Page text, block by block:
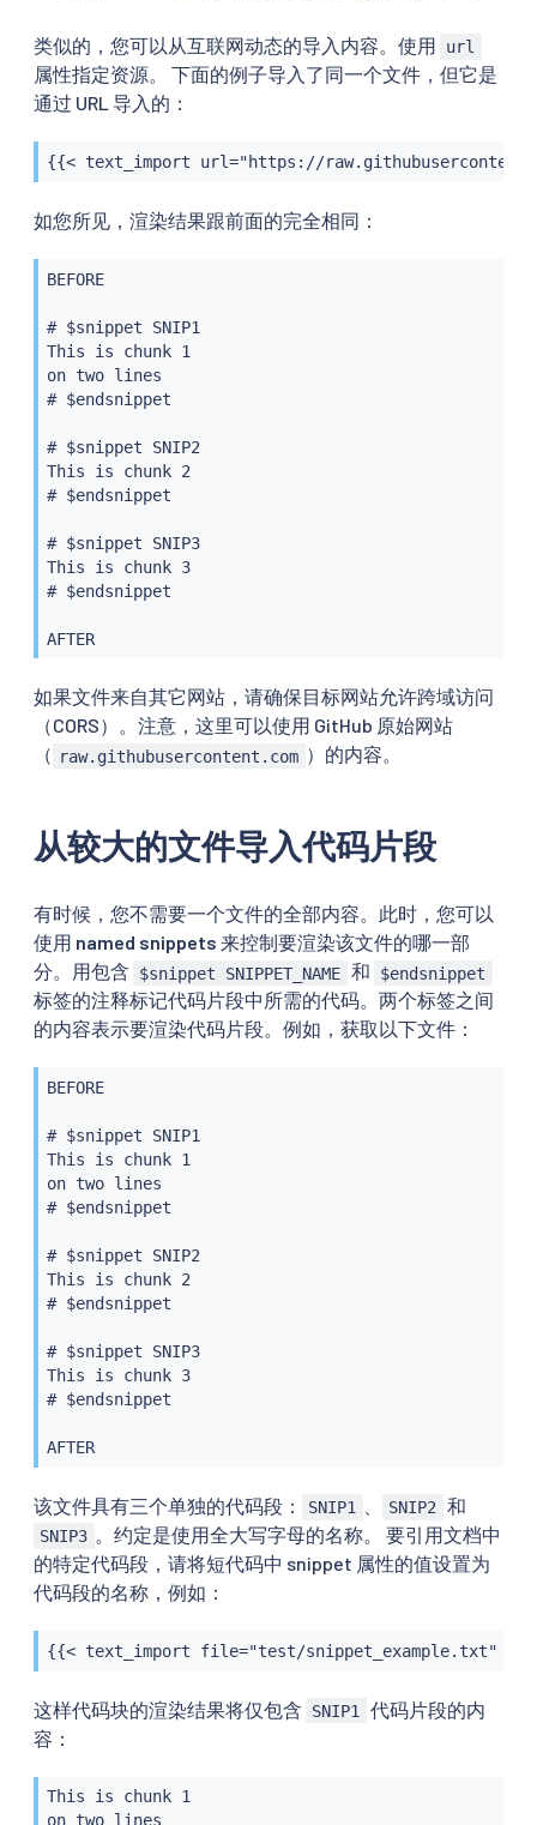
类似的，您可以从互联网动态的导入内容。使用 url
属性指定资源。 下面的例子导入了同一个文件，但它是
通过 URL 导入的：
{{< text_import url="https://
如您所见，渲染结果跟前面的完全相同：
BEFORE
# $snippet SNIP1
This is chunk 1
on two lines
# $endsnippet
# $snippet SNIP2
This is chunk 2
# $endsnippet
# $snippet SNIP3
This is chunk 3
# $endsnippet
AFTER
如果文件来自其它网站，请确保目标网站允许跨域访问
（CORS）。注意，这里可以使用 GitHub 原始网站
（ raw.githubusercontent.com ）的内容。
从较大的文件导入代码片段
有时候，您不需要一个文件的全部内容。此时，您可以
使用 named snippets 来控制要渲染该文件的哪一部
分。用包含
$snippet SNIPPET_NAME 和 $endsnippet
标签的注释标记代码片段中所需的代码。两个标签之间
的内容表示要渲染代码片段。例如，获取以下文件：
BEFORE
# $snippet SNIP1
This is chunk 1
on two lines
# $endsnippet
# $snippet SNIP2
This is chunk 2
# $endsnippet
# $snippet SNIP3
This is chunk 3
# $endsnippet
AFTER
该文件具有三个单独的代码段： SNIP1 SNIP2 和
SNIP3 。约定是使用全大写字母的名称。 要引用文档中
的特定代码段，请将短代码中 snippet 属性的值设置为
代码段的名称，例如：
{{< text_import file="test/snippet_example.txt"
这样代码块的渲染结果将仅包含 SNIP1
代码片段的内
容：
This is chunk 1
on two lines